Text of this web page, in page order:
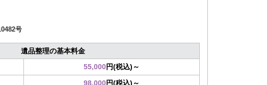
号
遺品整理の基本料金
55,000円(税込)～
98,000円(税込)～